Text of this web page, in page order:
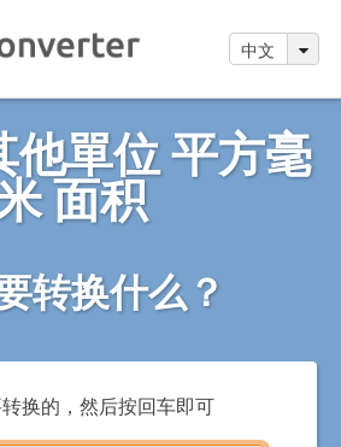
中文
他單位 平方毫
面积
转换什么？
换的，然后按回车即可